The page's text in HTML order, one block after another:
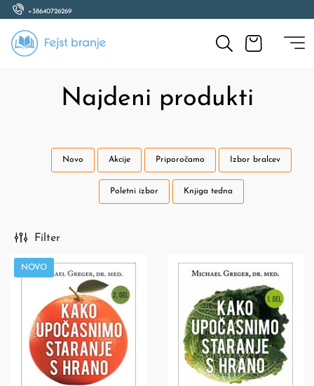
+38640726269
Najdeni produkti
Novo Akcije Priporočamo Izbor bralcev
Poletni izbor Knjiga tedna
Filter
NOVO